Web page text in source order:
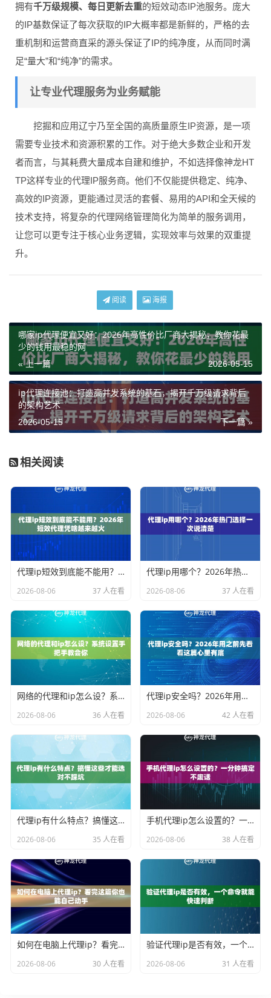
拥有千万级规模、每日更新去重的短效动态IP池服务。庞大
的IP基数保证了每次获取的IP大概率都是新鲜的，严格的去
重机制和运营商直采的源头保证了IP的纯净度，从而同时满
足“量大”和“纯净”的需求。
让专业代理服务为业务赋能
挖掘和应用辽宁乃至全国的高质量原生IP资源，是一项
需要专业技术和资源积累的工作。对于绝大多数企业和开发
者而言，与其耗费大量成本自建和维护，不如选择像神龙HT
TP这样专业的代理IP服务商。他们不仅能提供稳定、纯净、
高效的IP资源，更能通过灵活的套餐、易用的API和全天候的
技术支持，将复杂的代理网络管理简化为简单的服务调用，
让您可以更专注于核心业务逻辑，实现效率与效果的双重提
升。
阅读 海报
哪家ip代理便宜又好：2026年高性价比厂商大揭秘，教你花最
少的钱用最稳的网
« 上一篇 2026-05-15
ip代理连接池：打造高并发系统的基石，揭开千万级请求背后
的架构艺术
下一篇 »
2026-05-15
相关阅读
代理ip短效到底能不能用？2026年短效代理凭啥越来越火
2026-08-06 37 人在看
代理ip用哪个？2026年热门选择一次说清楚
2026-08-06 37 人在看
网络的代理和ip怎么设？系统设置手把手教会你
2026-08-06 36 人在看
代理ip安全吗？2026年用之前先看看这篇心里有底
2026-08-06 42 人在看
代理ip有什么特点？搞懂这些才能选对不踩坑
2026-08-06 35 人在看
手机代理ip怎么设置的？一分钟搞定不废话
2026-08-06 38 人在看
如何在电脑上代理ip？看完这篇你也能自己动手
2026-08-06 30 人在看
验证代理ip是否有效，一个命令就能快速判断
2026-08-06 31 人在看